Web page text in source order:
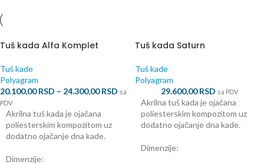
Tuš kada Alfa Komplet
Tuš kade
Polyagram
20.100,00RSD – 24.300,00RSD sa
PDV
Akrilna tuš kada je ojačana
poliesterskim kompozitom uz
dodatno ojačanje dna kade.
Dimenzije:
Tuš kada Saturn
Tuš kade
Polyagram
29.600,00RSD sa PDV
Akrilna tuš kada je ojačana
poliesterskim kompozitom uz
dodatno ojačanje dna kade.
Dimenzije: